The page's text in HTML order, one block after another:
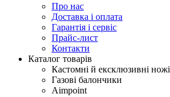
Про нас
Доставка і оплата
Гарантія і сервіс
Прайс-лист
Контакти
Каталог товарів
Кастомні й ексклюзивні ножі
Газові балончики
Aimpoint